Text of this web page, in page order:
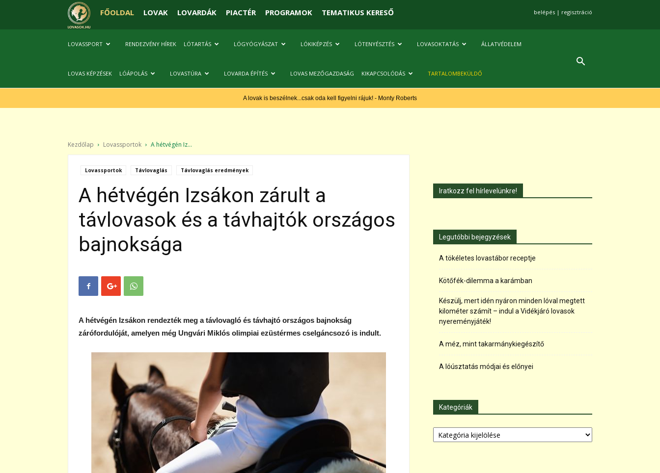
FŐOLDAL LOVAK LOVARDÁK PIACTÉR PROGRAMOK TEMATIKUS KERESŐ belépés | regisztráció
LOVASSPORT RENDEZVÉNY HÍREK LÓTARTÁS LÓGYÓGYÁSZAT LÓKIKÉPZÉS LÓTENYÉSZTÉS LOVASOKTATÁS ÁLLATVÉDELEM
LOVAS KÉPZÉSEK LÓÁPOLÁS LOVASTÚRA LOVARDA ÉPÍTÉS LOVAS MEZŐGAZDASÁG KIKAPCSOLÓDÁS TARTALOMBEKÜLDŐ
A lovak is beszélnek...csak oda kell figyelni rájuk! - Monty Roberts
Kezdőlap Lovassportok A hétvégén Iz...
Lovassportok Távlovaglás Távlovaglás eredmények
A hétvégén Izsákon zárult a
távlovasok és a távhajtók országos
bajnoksága
A hétvégén Izsákon rendezték meg a távlovagló és távhajtó országos bajnokság
zárófordulóját, amelyen még Ungvári Miklós olimpiai ezüstérmes cselgáncsozó is indult.
Iratkozz fel hírlevelünkre!
Legutóbbi bejegyzések
A tökéletes lovastábor receptje
Kötőfék-dilemma a karámban
Készülj, mert idén nyáron minden lóval megtett
kilométer számít – indul a Vidékjáró lovasok
nyereményjáték!
A méz, mint takarmánykiegészítő
A lóúsztatás módjai és előnyei
Kategóriák
Kategóriák